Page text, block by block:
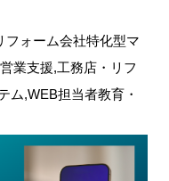
フォーム会社特化型マ
業支援,工務店・リフ
ム,WEB担当者教育・